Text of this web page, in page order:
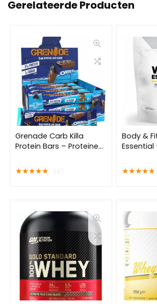
Gerelateerde Producten
Grenade Carb Killa
Protein Bars – Proteine
– 12 repen (720 gram)
★★★★★
Body &
Essential
Poeder –
40
★★★★★